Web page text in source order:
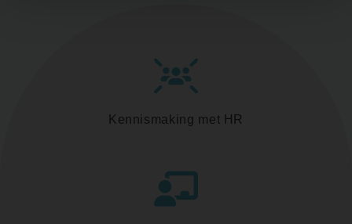
Kennismaking met HR